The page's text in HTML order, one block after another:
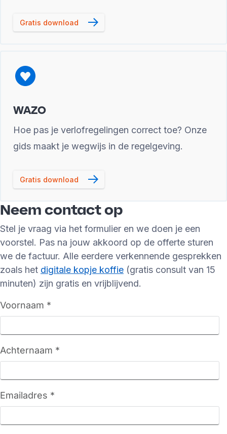
Gratis download
WAZO
Hoe pas je verlofregelingen correct toe? Onze
gids maakt je wegwijs in de regelgeving.
Gratis download
Neem contact op
Stel je vraag via het formulier en we doen je een
voorstel. Pas na jouw akkoord op de offerte sturen
we de factuur. Alle eerdere verkennende gesprekken
zoals het digitale kopje koffie (gratis consult van 15
minuten) zijn gratis en vrijblijvend.